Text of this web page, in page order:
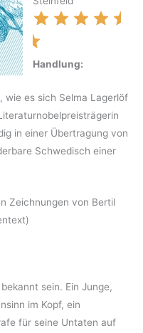
Handlung:
wie es sich Selma Lagerlöf
in einer Übertragung von
Schwedisch einer
Zeichnungen von Bertil
sein. Ein Junge,
im Kopf, ein
für seine Untaten auf